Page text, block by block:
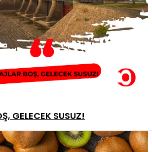
GELECEK SUSUZ!